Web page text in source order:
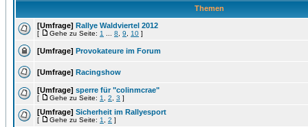
Themen
[Umfrage] Rallye Waldviertel 2012
[ Gehe zu Seite: 1 8 9 10 ]
[Umfrage] Provokateure im Forum
[Umfrage] Racingshow
[Umfrage] sperre für "colinmcrae"
[ Gehe zu Seite: 1 2 3 ]
[Umfrage] Sicherheit im Rallyesport
[ Gehe zu Seite: 1 2 ]